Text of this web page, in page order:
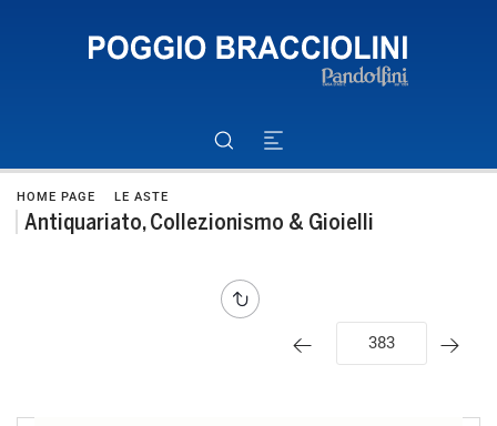
HOME PAGE LE ASTE
Antiquariato, Collezionismo & Gioielli